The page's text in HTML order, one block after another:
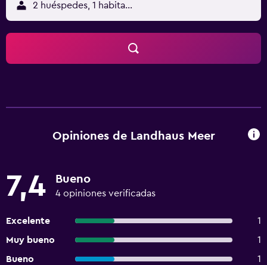
2 huéspedes, 1 habitación
Opiniones de Landhaus Meer
7,4 Bueno
4 opiniones verificadas
Excelente
1
Muy bueno
1
Bueno
1